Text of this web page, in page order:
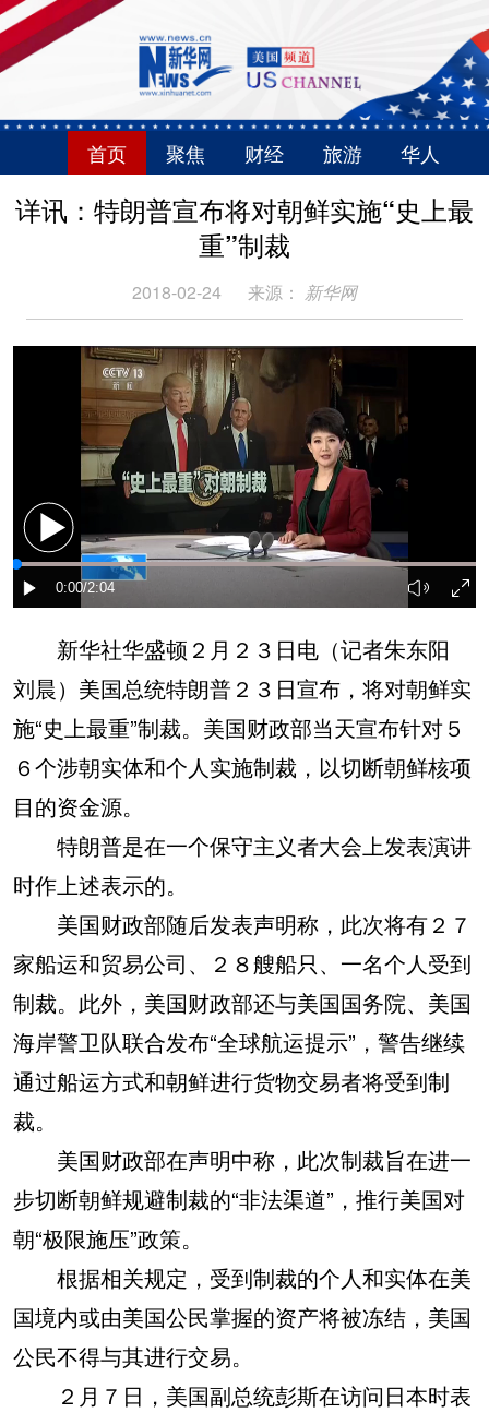
首页 聚焦 财经 旅游 华人
详讯：特朗普宣布将对朝鲜实施“史上最
重”制裁
2018-02-24 来源： 新华网
新华社华盛顿２月２３日电（记者朱东阳
刘晨）美国总统特朗普２３日宣布，将对朝鲜实
施“史上最重”制裁。美国财政部当天宣布针对５
６个涉朝实体和个人实施制裁，以切断朝鲜核项
目的资金源。
特朗普是在一个保守主义者大会上发表演讲
时作上述表示的。
美国财政部随后发表声明称，此次将有２７
家船运和贸易公司、２８艘船只、一名个人受到
制裁。此外，美国财政部还与美国国务院、美国
海岸警卫队联合发布“全球航运提示”，警告继续
通过船运方式和朝鲜进行货物交易者将受到制
裁。
美国财政部在声明中称，此次制裁旨在进一
步切断朝鲜规避制裁的“非法渠道”，推行美国对
朝“极限施压”政策。
根据相关规定，受到制裁的个人和实体在美
国境内或由美国公民掌握的资产将被冻结，美国
公民不得与其进行交易。
２月７日，美国副总统彭斯在访问日本时表